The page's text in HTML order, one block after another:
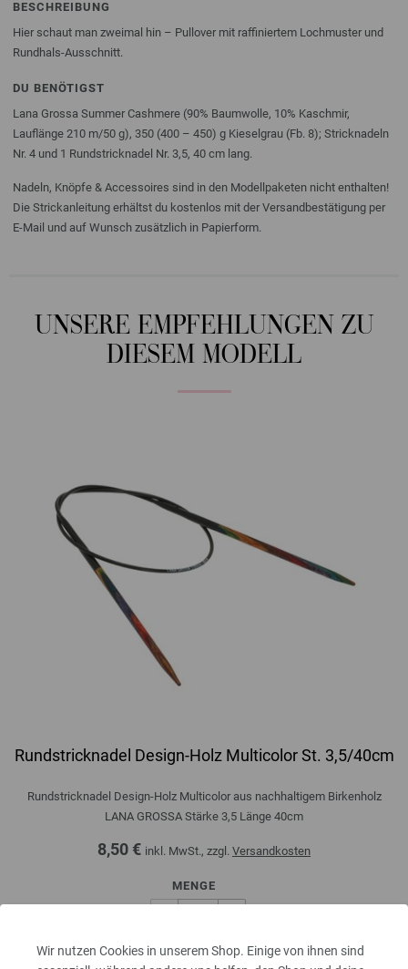
Wir nutzen Cookies in unserem Shop. Einige von ihnen sind
BESCHREIBUNG
Hier schaut man zweimal hin – Pullover mit raffiniertem Lochmuster und
Rundhals-Ausschnitt.
DU BENÖTIGST
Lana Grossa Summer Cashmere (90% Baumwolle, 10% Kaschmir,
Lauflänge 210 m/50 g), 350 (400 – 450) g Kieselgrau (Fb. 8); Stricknadeln
Nr. 4 und 1 Rundstricknadel Nr. 3,5, 40 cm lang.
Nadeln, Knöpfe & Accessoires sind in den Modellpaketen nicht enthalten!
Die Strickanleitung erhältst du kostenlos mit der Versandbestätigung per
E-Mail und auf Wunsch zusätzlich in Papierform.
UNSERE EMPFEHLUNGEN ZU
DIESEM MODELL
Rundstricknadel Design-Holz Multicolor St. 3,5/40cm
Rundstricknadel Design-Holz Multicolor aus nachhaltigem Birkenholz
LANA GROSSA Stärke 3,5 Länge 40cm
8,50 € inkl. MwSt., zzgl. Versandkosten
MENGE